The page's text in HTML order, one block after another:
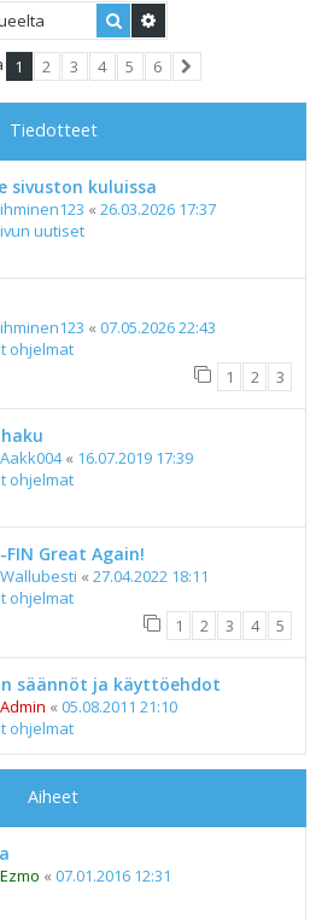
Etsi
1 2 3 4 5
6
Tiedotteet
sivuston kuluissa
ihminen123 « 26.03.2026 17:37
uutiset
ihminen123 « 07.05.2026 22:43
ohjelmat
1 2 3
Aakk004« 16.07.2019 17:39
ohjelmat
Great Again!
Wallubesti « 27.04.2022 18:11
ohjelmat
1 2 3 4 5
säännöt ja käyttöehdot
Admin « 05.08.2011 21:10
ohjelmat
Aiheet
Ezmo « 07.01.2016 12:31